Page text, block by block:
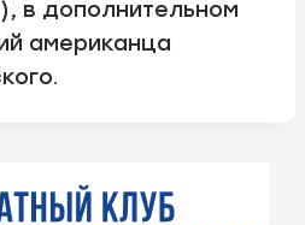
в дополнительном
американца